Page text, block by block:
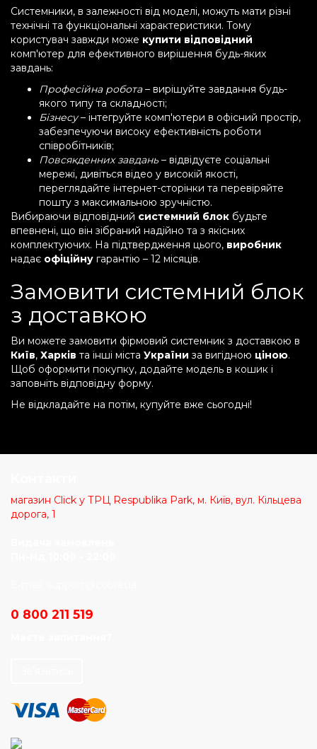
Системники, в залежності від моделі, можуть мати різні
технічні та функціональні характеристики. Тому
користувач завжди може купити відповідний
комп'ютер для ефективного вирішення будь-яких
завдань:
Професійна робота– вирішуйте завдання будь-
якого типу та складності;
Бізнесу– інтегруйте комп'ютери в офісний простір,
забезпечуючи високу ефективність роботи
співробітників;
Повсякденних завдань – відвідуєте соціальні
мережі, дивіться відео у високій якості,
переглядайте інтернет-сторінки та перевіряйте
пошту з максимальною зручністю.
Вибираючи відповідний системний блок будьте
впевнені, що він зібраний надійно та з якісних
комплектуючих. На підтвердження цього, виробник
надає офіційну гарантію – 12 місяців.
Замовити системний блок
з доставкою
Ви можете замовити фірмовий системник з доставкою в
Київ, Харків та інші міста України за вигідною ціною.
Щоб оформити покупку, додайте модель в кошик і
заповніть відповідну форму.
Не відкладайте на потім, купуйте вже сьогодні!
магазин Click у ТРЦ Respublika Park, м. Київ, вул. Кільцева
дорога, 1
0 800 211 519